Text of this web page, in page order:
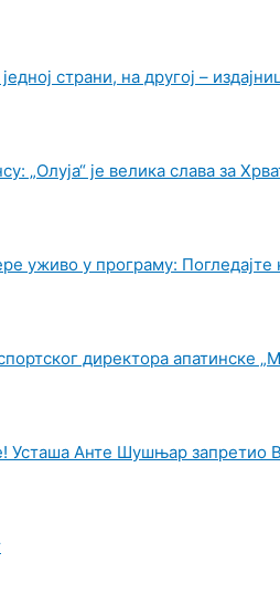
страни, на другој –
„Олуја“ је велика слава за
уживо у програму: Погледајте
директора апатинске
Усташа Анте Шушњар запретио